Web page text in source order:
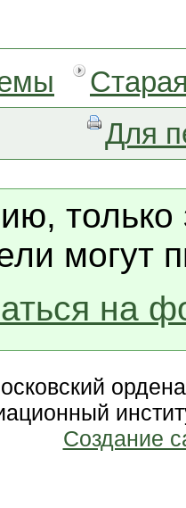
Для
только
могут
на
Создание